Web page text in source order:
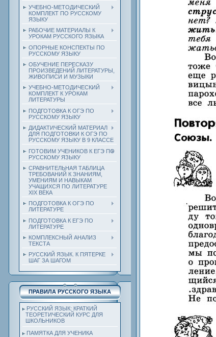
УЧЕБНО-МЕТОДИЧЕСКИЙ
КОМПЛЕКТ ПО РУССКОМУ
ЯЗЫКУ
РАБОЧИЕ МАТЕРИАЛЫ К
УРОКАМ РУССКОГО ЯЗЫКА
ОПОРНЫЕ КОНСПЕКТЫ ПО
РУССКОМУ ЯЗЫКУ
ОБУЧЕНИЕ ПЕРЕСКАЗУ
ПРОИЗВЕДЕНИЙ ЛИТЕРАТУРЫ,
ЖИВОПИСИ И МУЗЫКИ
УЧЕБНО-МЕТОДИЧЕСКИЙ
КОМПЛЕКТ К УРОКАМ
ЛИТЕРАТУРЫ
ПОДГОТОВКА К ОГЭ ПО
РУССКОМУ ЯЗЫКУ
ДИДАКТИЧЕСКИЙ МАТЕРИАЛ
ДЛЯ ПОДГОТОВКИ К ОГЭ ПО
РУССКОМУ ЯЗЫКУ В 9 КЛАССЕ
ГОТОВИМ УЧЕНИКОВ К ЕГЭ ПО
РУССКОМУ ЯЗЫКУ
СРАВНИТЕЛЬНАЯ ТАБЛИЦА
ТРЕБОВАНИЙ К ЗНАНИЯМ,
УМЕНИЯМ И НАВЫКАМ
УЧАЩИХСЯ ПО ЛИТЕРАТУРЕ
ХIХ ВЕКА
ПОДГОТОВКА К ОГЭ ПО
ЛИТЕРАТУРЕ
ПОДГОТОВКА К ЕГЭ ПО
ЛИТЕРАТУРЕ
КОМПЛЕКСНЫЙ АНАЛИЗ
ТЕКСТА
РУССКИЙ ЯЗЫК. К ПЯТЕРКЕ
ШАГ ЗА ШАГОМ
ПРАВИЛА РУССКОГО ЯЗЫКА
РУССКИЙ ЯЗЫК: КРАТКИЙ
ТЕОРЕТИЧЕСКИЙ КУРС ДЛЯ
ШКОЛЬНИКОВ
ПАМЯТКА ДЛЯ УЧЕНИКА